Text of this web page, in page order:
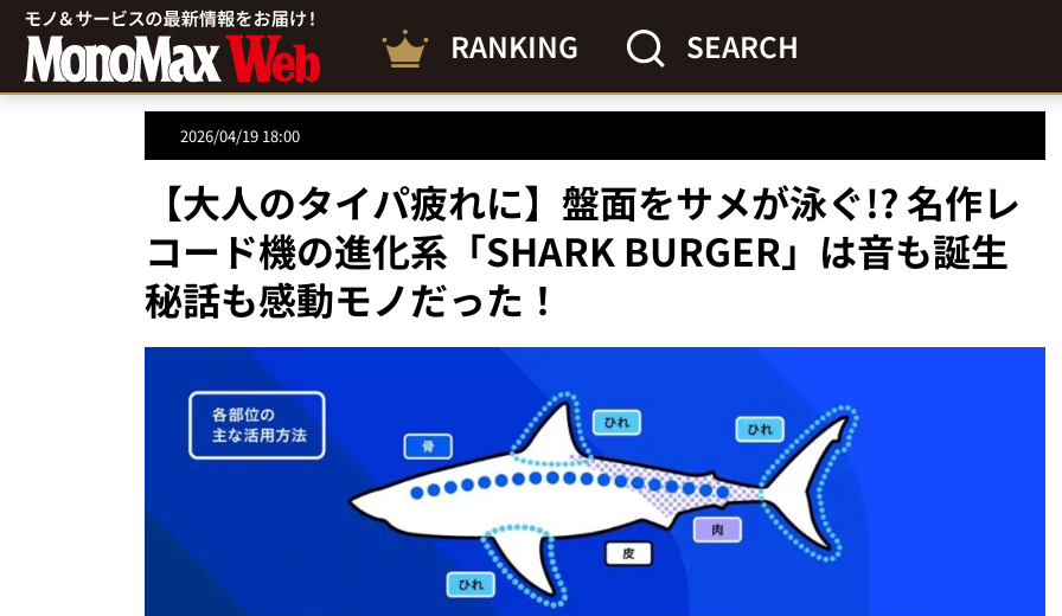
RANKING SEARCH
2026/04/19 18:00
【大人のタイパ疲れに】盤面をサメが泳ぐ!? 名作レ
コード機の進化系「SHARK BURGER」は音も誕生
秘話も感動モノだった！